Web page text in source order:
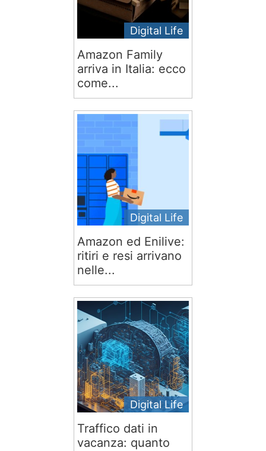
Digital Life
Amazon Family
arriva in Italia: ecco
come...
Digital Life
Amazon ed Enilive:
ritiri e resi arrivano
nelle...
Digital Life
Traffico dati in
vacanza: quanto